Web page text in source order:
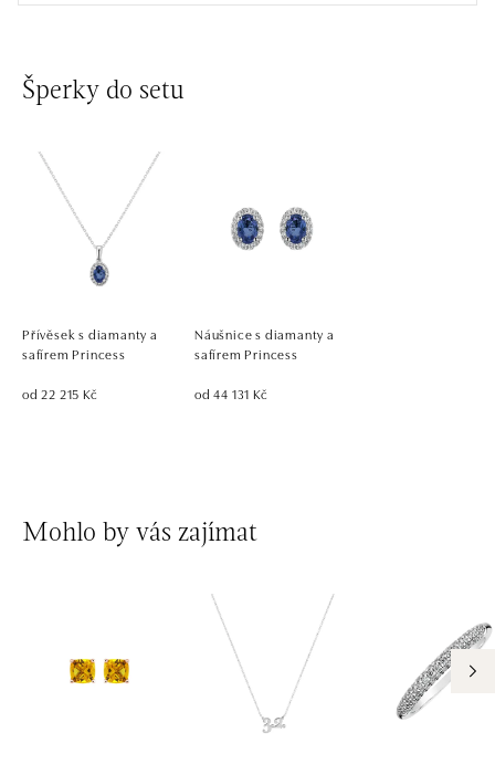
Šperky do setu
Přívěsek s diamanty a
safírem Princess
od 22 215 Kč
Náušnice s diamanty a
safírem Princess
od 44 131 Kč
Mohlo by vás zajímat